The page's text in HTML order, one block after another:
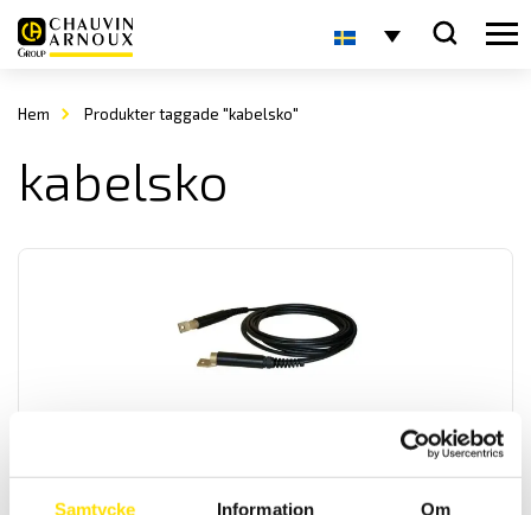
Samtycke Information Om
Hem Produkter taggade "kabelsko"
kabelsko
ETL Provkabel HVC50KS-KS med kabelskor